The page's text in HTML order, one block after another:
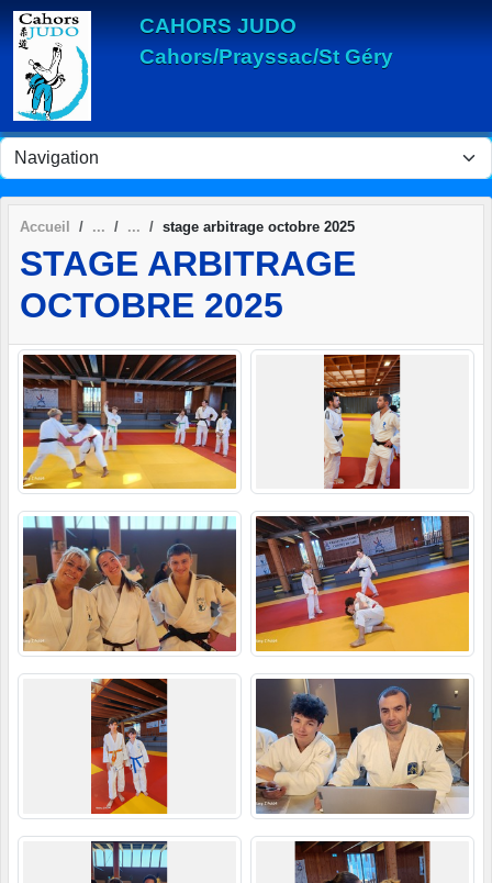
CAHORS JUDO
Cahors/Prayssac/St Géry
Accueil stage arbitrage octobre 2025
STAGE ARBITRAGE
OCTOBRE 2025
Panneau de gestion des cookies